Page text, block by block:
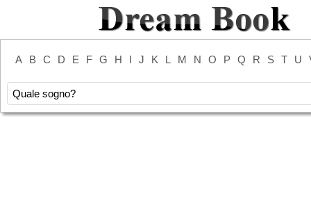
A B C D E F G H I J K L M N O P Q R S T U